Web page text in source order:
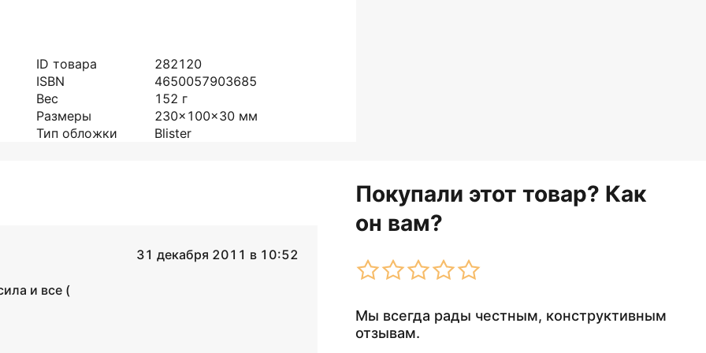
ID товара
282120
ISBN
4650057903685
Вес
152 г
Размеры
230x100x30 мм
Тип обложки
Blister
Покупали этот товар? Как
он вам?
Мы всегда рады честным, конструктивным
отзывам.
31 декабря 2011 в 10:52
и все (